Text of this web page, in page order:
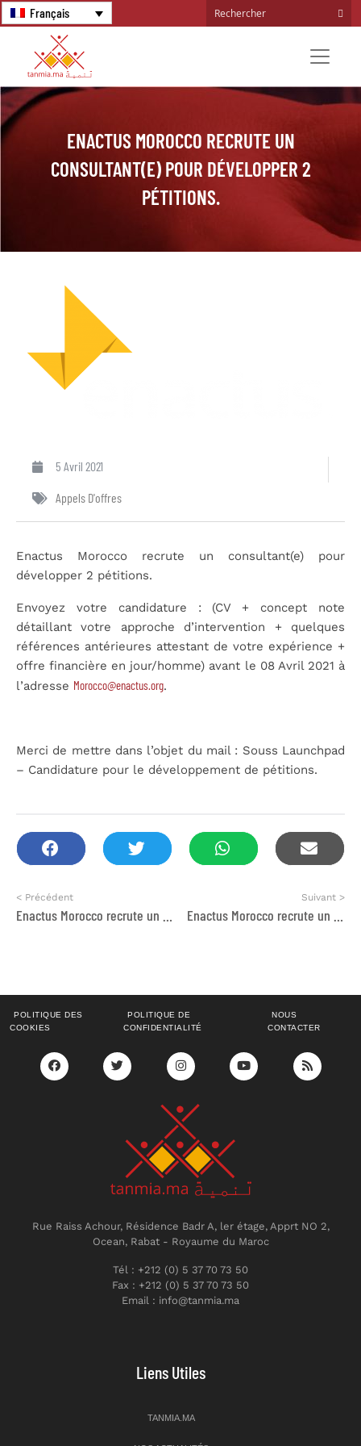
Français
ENACTUS MOROCCO RECRUTE UN
CONSULTANT(E) POUR DÉVELOPPER 2
PÉTITIONS.
5 Avril 2021
Appels D'offres
Enactus Morocco recrute un consultant(e) pour
développer 2 pétitions.
Envoyez votre candidature : (CV + concept note
détaillant votre approche d’intervention + quelques
références antérieures attestant de votre expérience +
offre financière en jour/homme) avant le 08 Avril 2021 à
l’adresse Morocco@enactus.org.
Merci de mettre dans l’objet du mail : Souss Launchpad
– Candidature pour le développement de pétitions.
< Précédent Suivant >
POLITIQUE DES
COOKIES
POLITIQUE DE
CONFIDENTIALITÉ
NOUS
CONTACTER
Rue Raiss Achour, Résidence Badr A, ler étage, Apprt NO 2,
Ocean, Rabat - Royaume du Maroc
Tél : +212 (0) 5 37 70 73 50
Fax : +212 (0) 5 37 70 73 50
Email : info@tanmia.ma
Liens Utiles
TANMIA.MA